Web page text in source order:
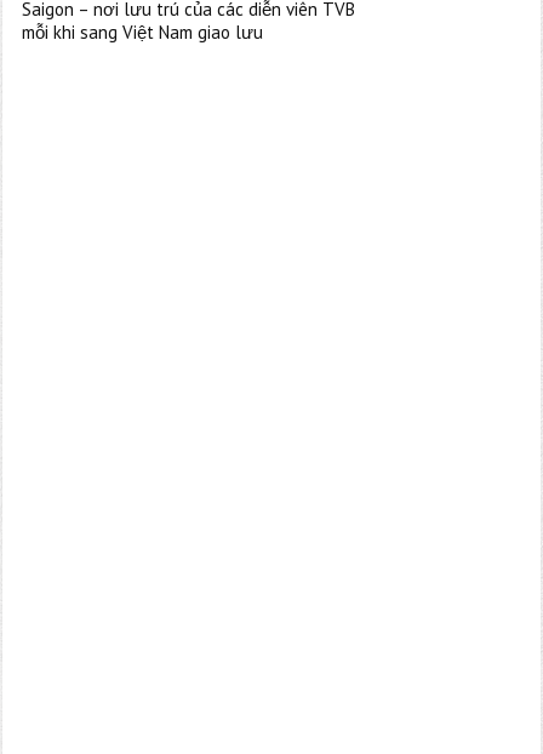
Saigon – nơi lưu trú của các diễn viên TVB
mỗi khi sang Việt Nam giao lưu